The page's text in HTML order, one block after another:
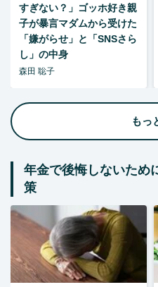
すぎない？」ゴッホ好き親
子が暴言マダムから受けた
「嫌がらせ」と「SNSさら
し」の中身
森田 聡子
もっ
年金で後悔しないため
策